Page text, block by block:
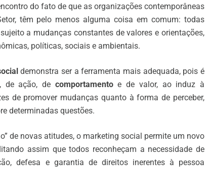
do fato de que as organizações contemporâneas
têm pelo menos alguma coisa em comum: todas
a mudanças constantes de valores e orientações,
políticas, sociais e ambientais.
demonstra ser a ferramenta mais adequada, pois é
de ação, de comportamentoe de valor, ao induz à
de promover mudanças quanto à forma de perceber,
determinadas questões.
de novas atitudes, o marketing social permite um novo
assim que todos reconheçam a necessidade de
defesa e garantia de direitos inerentes à pessoa